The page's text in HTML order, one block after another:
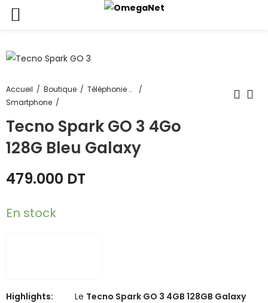
Accueil Boutique
Téléphonie & Tablette
Smartphone
Tecno Spark GO 3 4Go
128G Bleu Galaxy
479.000 DT
En stock
Highlights: Le Tecno Spark GO 3 4GB 128GB Galaxy